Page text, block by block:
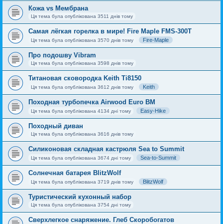
Кожа vs Мембрана
Ця тема була опублікована 3511 днів тому
Самая лёгкая горелка в мире! Fire Maple FMS-300T
Ця тема була опублікована 3570 днів тому Fire-Maple
Про подошву Vibram
Ця тема була опублікована 3598 днів тому
Титановая сковородка Keith Ti8150
Ця тема була опублікована 3612 днів тому Keith
Походная турбопечка Airwood Euro BM
Ця тема була опублікована 4134 дні тому Easy-Hike
Походный диван
Ця тема була опублікована 3616 днів тому
Силиконовая складная кастрюля Sea to Summit
Ця тема була опублікована 3674 дні тому Sea-to-Summit
Солнечная батарея BlitzWolf
Ця тема була опублікована 3719 днів тому BlitzWolf
Туристический кухонный набор
Ця тема була опублікована 3754 дні тому
Сверхлегкое снаряжение. Глеб Скоробогатов